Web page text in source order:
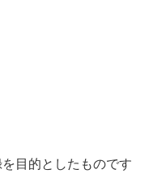
目的としたものです